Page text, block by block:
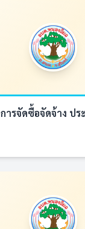
ารจัดซื้อจัดจ้าง ปร